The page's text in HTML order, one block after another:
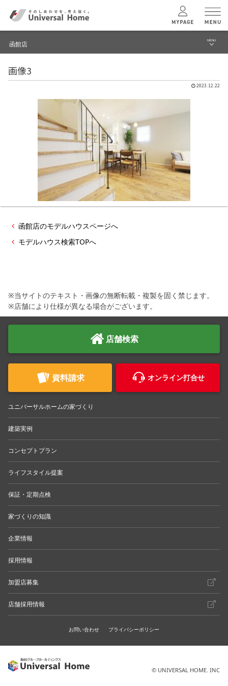
コンセプトプラン
テクノロジー
建築実例
モデルハウス 検索・見学予約
シミュレーション
お問い合わせ
函館店 MENU
ブログ
函館店 TOPへ
画像3
2023.12.22
函館店のモデルハウスページへ
モデルハウス検索TOPへ
※当サイトのテキスト・画像の無断転載・複製を固く禁じます。
※店舗により仕様が異なる場合がございます。
店舗検索
資料請求 オンライン打合せ
ユニバーサルホームの家づくり
建築実例
コンセプトプラン
ライフスタイル提案
保証・定期点検
家づくりの知識
企業情報
採用情報
加盟店募集
店舗採用情報
お問い合わせ プライバシーポリシー
© UNIVERSAL HOME. INC